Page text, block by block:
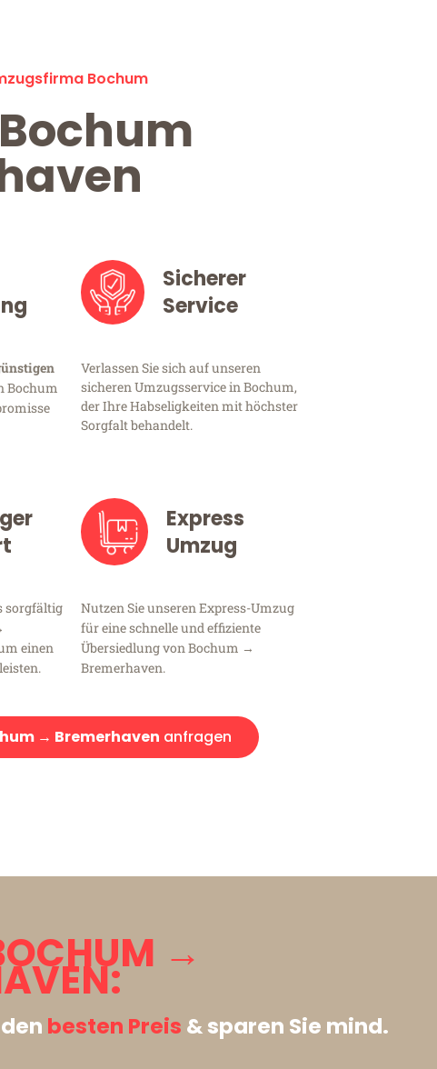
Bochum
Bochum
Sicherer
Service
Verlassen Sie sich auf unseren
sicheren Umzugsservice in Bochum,
der Ihre Habseligkeiten mit höchster
Sorgfalt behandelt.
sorgfältig
einen
Express
Umzug
Nutzen Sie unseren Express-Umzug
für eine schnelle und effiziente
Übersiedlung von Bochum →
Bremerhaven.
→ Bremerhaven anfragen
→
besten Preis & sparen Sie mind.